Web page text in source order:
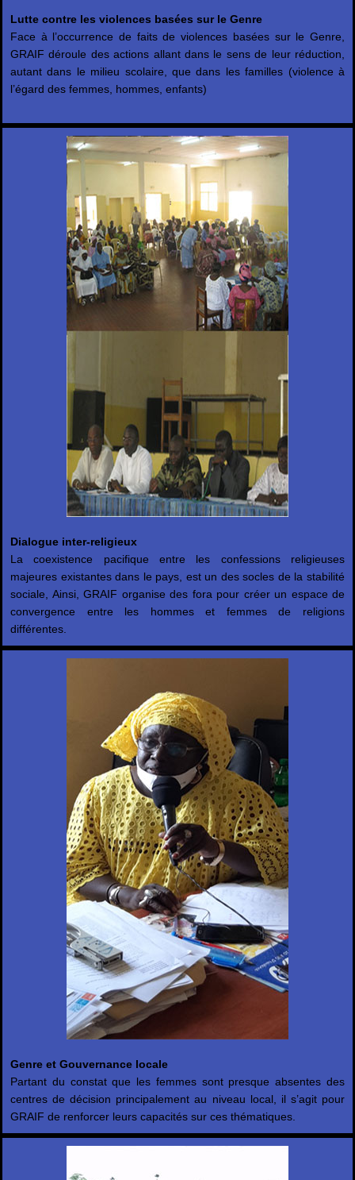
Lutte contre les violences basées sur le Genre
Face à l’occurrence de faits de violences basées sur le Genre,
GRAIF déroule des actions allant dans le sens de leur réduction,
autant dans le milieu scolaire, que dans les familles (violence à
l’égard des femmes, hommes, enfants)
Dialogue inter-religieux
La coexistence pacifique entre les confessions religieuses
majeures existantes dans le pays, est un des socles de la stabilité
sociale, Ainsi, GRAIF organise des fora pour créer un espace de
convergence entre les hommes et femmes de religions
différentes.
Genre et Gouvernance locale
Partant du constat que les femmes sont presque absentes des
centres de décision principalement au niveau local, il s’agit pour
GRAIF de renforcer leurs capacités sur ces thématiques.